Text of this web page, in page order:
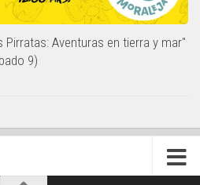
Pirratas: Aventuras en tierra y mar"
9)